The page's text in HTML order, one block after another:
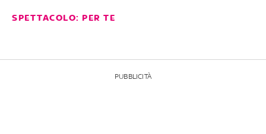
SPETTACOLO: PER TE
PUBBLICITÀ